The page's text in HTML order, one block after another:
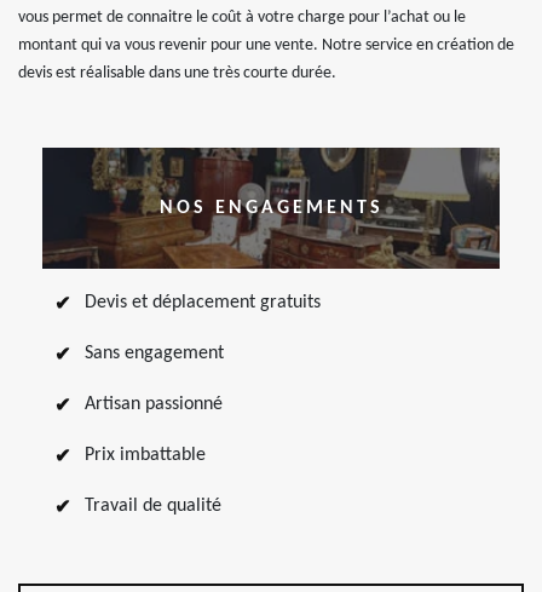
vous permet de connaitre le coût à votre charge pour l’achat ou le
montant qui va vous revenir pour une vente. Notre service en création de
devis est réalisable dans une très courte durée.
NOS ENGAGEMENTS
Devis et déplacement gratuits
Sans engagement
Artisan passionné
Prix imbattable
Travail de qualité